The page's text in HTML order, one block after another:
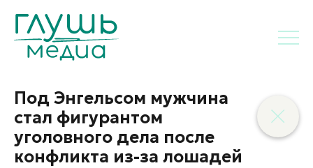
Под Энгельсом мужчина
стал фигурантом
уголовного дела после
конфликта из-за лошадей